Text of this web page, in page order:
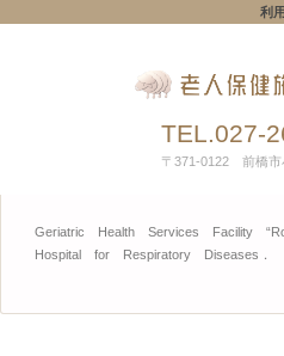
利
TEL.027-
〒371-0122 前橋市
Geriatric Health Services Facility
Hospital for Respiratory Diseases．